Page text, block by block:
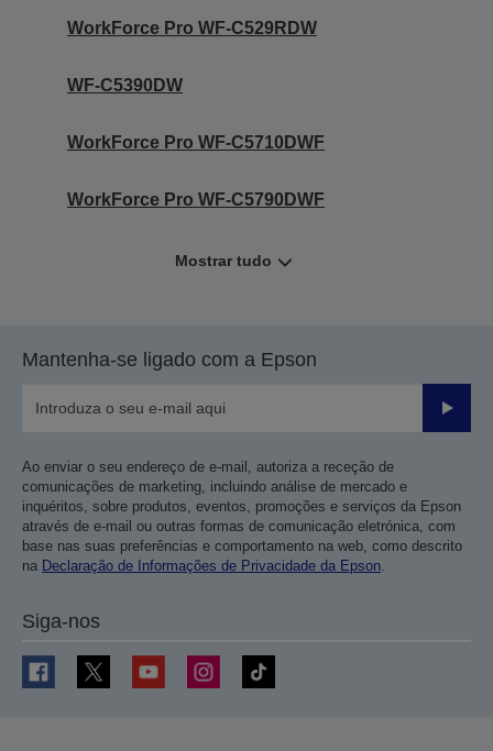
WorkForce Pro WF-C529RDW
WF-C5390DW
WorkForce Pro WF-C5710DWF
WorkForce Pro WF-C5790DWF
Mostrar tudo
Mantenha-se ligado com a Epson
Enviar
Ao enviar o seu endereço de e-mail, autoriza a receção de
comunicações de marketing, incluindo análise de mercado e
inquéritos, sobre produtos, eventos, promoções e serviços da Epson
através de e-mail ou outras formas de comunicação eletrónica, com
base nas suas preferências e comportamento na web, como descrito
na Declaração de Informações de Privacidade da Epson.
Siga-nos